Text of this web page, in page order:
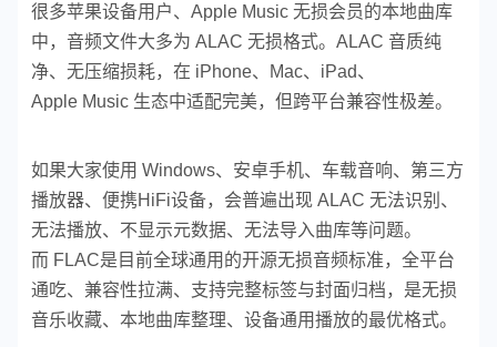
很多苹果设备用户、Apple Music 无损会员的本地曲库
中，音频文件大多为 ALAC 无损格式。ALAC 音质纯
净、无压缩损耗，在 iPhone、Mac、iPad、
Apple Music 生态中适配完美，但跨平台兼容性极差。
如果大家使用 Windows、安卓手机、车载音响、第三方
播放器、便携HiFi设备，会普遍出现 ALAC 无法识别、
无法播放、不显示元数据、无法导入曲库等问题。
而 FLAC是目前全球通用的开源无损音频标准，全平台
通吃、兼容性拉满、支持完整标签与封面归档，是无损
音乐收藏、本地曲库整理、设备通用播放的最优格式。